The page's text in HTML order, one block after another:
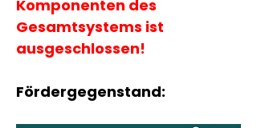
Komponenten des
Gesamtsystems ist
ausgeschlossen!
Fördergegenstand: